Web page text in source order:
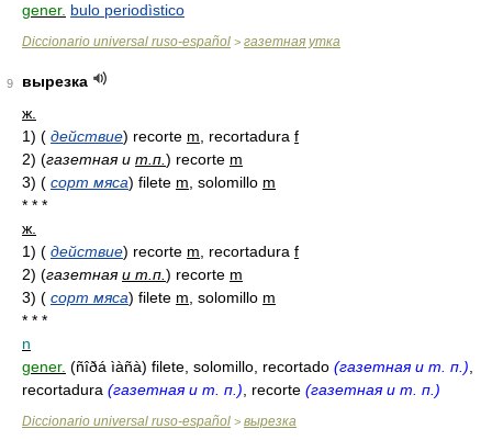
gener. bulo periodìstico
Diccionario universal ruso-español > газетная утка
9
вырезка
ж.
1) ( действие) recorte m , recortadura f
2) (газетная и т.п. ) recorte m
3) ( сорт мяса) filete m , solomillo m
* * *
ж.
1) ( действие) recorte m , recortadura f
2) (газетнаяи т.п. ) recorte m
3) ( сорт мяса) filete m , solomillo m
* * *
n
gener. (ñîðá ìàñà) filete, solomillo, recortado (газетная и т. п.)
recortadura (газетная и т. п.) , recorte (газетная и т. п.)
Diccionario universal ruso-español > вырезка